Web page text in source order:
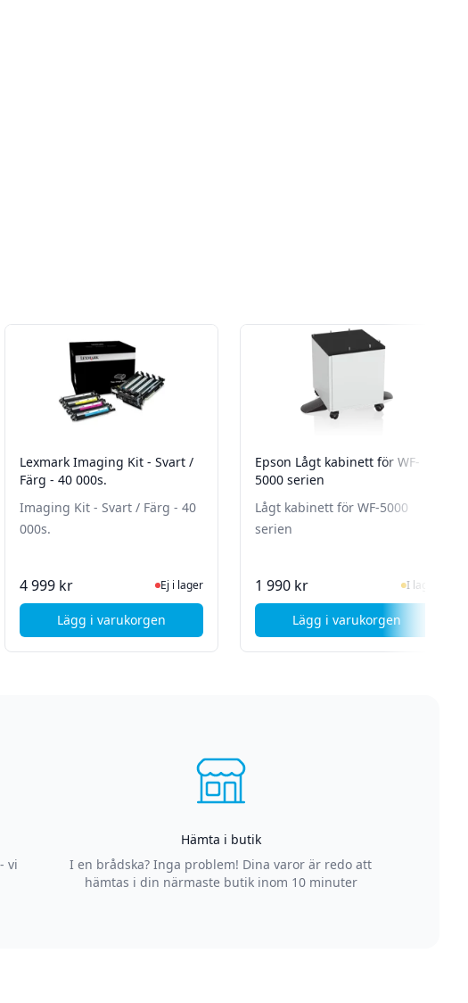
Lexmark Imaging Kit - Svart /
Färg - 40 000s.
Imaging Kit - Svart / Färg - 40
000s.
4 999 kr Ej i lager, besök produktsidan för senaste status
Ej i lager
Lägg i varukorgen, Lexmark Imaging Kit - Svart / Färg - 40 000s.
Epson Lågt kabinett för WF-
5000 serien
Lågt kabinett för WF-5000
serien
1 990 kr I lager
Lägg i varukorgen
, Epson Lågt
vi
Hämta i butik
I en brådska? Inga problem! Dina varor är redo att
hämtas i din närmaste butik inom 10 minuter